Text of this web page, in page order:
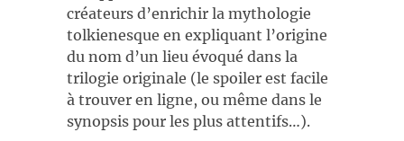
créateurs d’enrichir la mythologie
tolkienesque en expliquant l’origine
du nom d’un lieu évoqué dans la
trilogie originale (le spoiler est facile
à trouver en ligne, ou même dans le
synopsis pour les plus attentifs…).